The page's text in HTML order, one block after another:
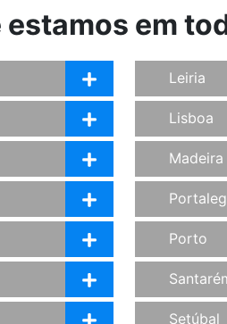
estamos em
Leiria
Lisboa
Madeira
Porto
Setúbal